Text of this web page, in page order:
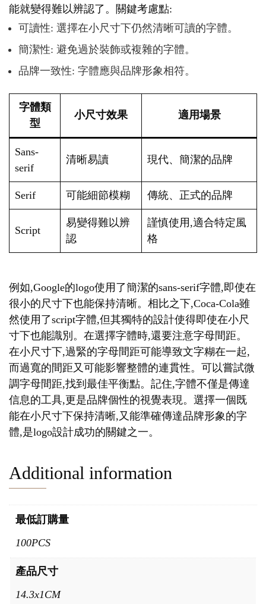
能就變得難以辨認了。關鍵考慮點:
可讀性: 選擇在小尺寸下仍然清晰可讀的字體。
簡潔性: 避免過於裝飾或複雜的字體。
品牌一致性: 字體應與品牌形象相符。
字體類
型
小尺寸效果 適用場景
Sans-
serif
清晰易讀 現代、簡潔的品牌
Serif 可能細節模糊 傳統、正式的品牌
Script
易變得難以辨
認
謹慎使用,適合特定風
格
例如,Google的logo使用了簡潔的sans-serif字體,即使在
很小的尺寸下也能保持清晰。相比之下,Coca-Cola雖
然使用了script字體,但其獨特的設計使得即使在小尺
寸下也能識別。在選擇字體時,還要注意字母間距。
在小尺寸下,過緊的字母間距可能導致文字糊在一起,
而過寬的間距又可能影響整體的連貫性。可以嘗試微
調字母間距,找到最佳平衡點。記住,字體不僅是傳達
信息的工具,更是品牌個性的視覺表現。選擇一個既
能在小尺寸下保持清晰,又能準確傳達品牌形象的字
體,是logo設計成功的關鍵之一。
Additional information
最低訂購量
100PCS
產品尺寸
14.3x1CM